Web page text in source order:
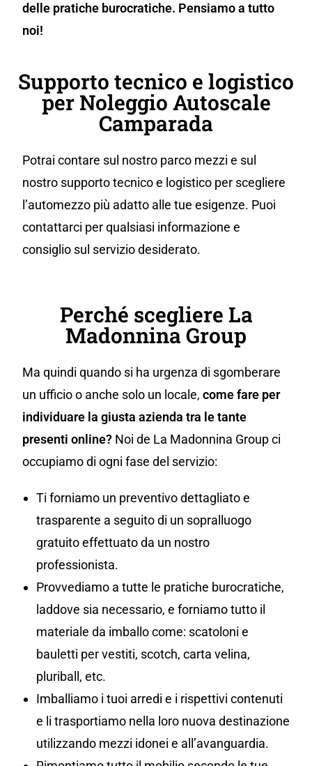
delle pratiche burocratiche. Pensiamo a tutto
noi!
Supporto tecnico e logistico
per Noleggio Autoscale
Camparada
Potrai contare sul nostro parco mezzi e sul
nostro supporto tecnico e logistico per scegliere
l’automezzo più adatto alle tue esigenze. Puoi
contattarci per qualsiasi informazione e
consiglio sul servizio desiderato.
Perché scegliere La
Madonnina Group
Ma quindi quando si ha urgenza di sgomberare
un ufficio o anche solo un locale, come fare per
individuare la giusta azienda tra le tante
presenti online? Noi de La Madonnina Group ci
occupiamo di ogni fase del servizio:
Ti forniamo un preventivo dettagliato e
trasparente a seguito di un sopralluogo
gratuito effettuato da un nostro
professionista.
Provvediamo a tutte le pratiche burocratiche,
laddove sia necessario, e forniamo tutto il
materiale da imballo come: scatoloni e
bauletti per vestiti, scotch, carta velina,
pluriball, etc.
Imballiamo i tuoi arredi e i rispettivi contenuti
e li trasportiamo nella loro nuova destinazione
utilizzando mezzi idonei e all’avanguardia.